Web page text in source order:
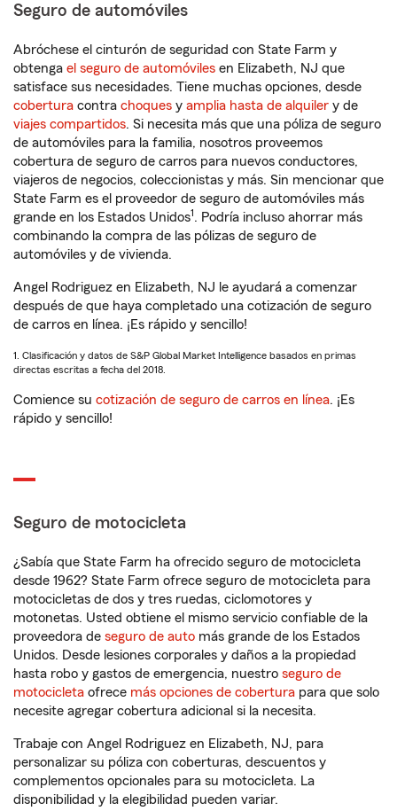
Seguro de automóviles
Abróchese el cinturón de seguridad con State Farm y
obtenga el seguro de automóviles en Elizabeth, NJ que
satisface sus necesidades. Tiene muchas opciones, desde
cobertura contra choques y amplia hasta de alquiler y de
viajes compartidos. Si necesita más que una póliza de seguro
de automóviles para la familia, nosotros proveemos
cobertura de seguro de carros para nuevos conductores,
viajeros de negocios, coleccionistas y más. Sin mencionar que
State Farm es el proveedor de seguro de automóviles más
grande en los Estados Unidos1. Podría incluso ahorrar más
combinando la compra de las pólizas de seguro de
automóviles y de vivienda.
Angel Rodriguez en Elizabeth, NJ le ayudará a comenzar
después de que haya completado una cotización de seguro
de carros en línea. ¡Es rápido y sencillo!
1. Clasificación y datos de S&P Global Market Intelligence basados en primas
directas escritas a fecha del 2018.
Comience su cotización de seguro de carros en línea. ¡Es
rápido y sencillo!
Seguro de motocicleta
¿Sabía que State Farm ha ofrecido seguro de motocicleta
desde 1962? State Farm ofrece seguro de motocicleta para
motocicletas de dos y tres ruedas, ciclomotores y
motonetas. Usted obtiene el mismo servicio confiable de la
proveedora de seguro de auto más grande de los Estados
Unidos. Desde lesiones corporales y daños a la propiedad
hasta robo y gastos de emergencia, nuestro seguro de
motocicleta ofrece más opciones de cobertura para que solo
necesite agregar cobertura adicional si la necesita.
Trabaje con Angel Rodriguez en Elizabeth, NJ, para
personalizar su póliza con coberturas, descuentos y
complementos opcionales para su motocicleta. La
disponibilidad y la elegibilidad pueden variar.